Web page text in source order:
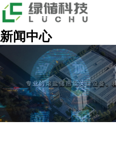
新闻中心